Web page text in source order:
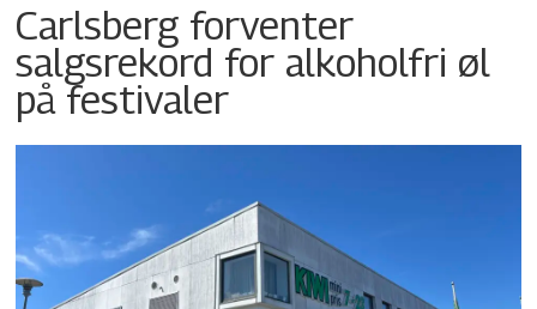
Carlsberg forventer
salgsrekord for alkoholfri øl
på festivaler